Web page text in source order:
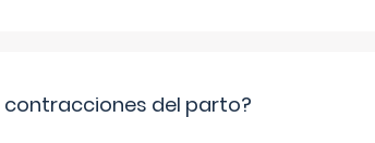
contracciones del parto?